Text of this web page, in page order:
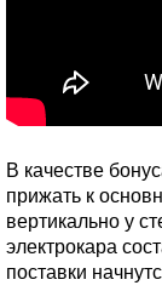
В качестве
прижать к
вертикально у
электрокара
поставки